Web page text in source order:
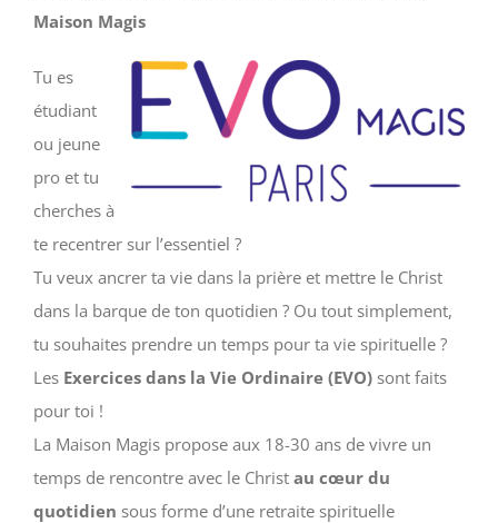
Maison Magis
Tu es
étudiant
ou jeune
pro et tu
cherches à
te recentrer sur l’essentiel ?
Tu veux ancrer ta vie dans la prière et mettre le Christ
dans la barque de ton quotidien ? Ou tout simplement,
tu souhaites prendre un temps pour ta vie spirituelle ?
Les Exercices dans la Vie Ordinaire (EVO)sont faits
pour toi !
La Maison Magis propose aux 18-30 ans de vivre un
temps de rencontre avec le Christ au cœur du
quotidien sous forme d’une retraite spirituelle